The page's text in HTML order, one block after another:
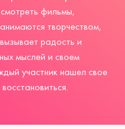
фильмы,
творчеством,
радость и
мыслей и своем
участник нашел свое